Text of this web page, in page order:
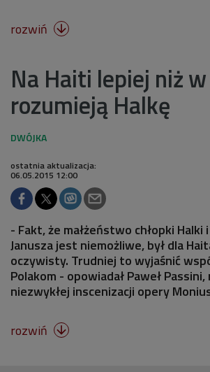
rozwiń 
Na Haiti lepiej niż
rozumieją Halkę
ostatnia aktualizacja:
06.05.2015 12:00
- Fakt, że małżeństwo chłopki Halki
Janusza jest niemożliwe, był dla
oczywisty. Trudniej to wyjaśnić
Polakom - opowiadał Paweł
niezwykłej inscenizacji opery
rozwiń 